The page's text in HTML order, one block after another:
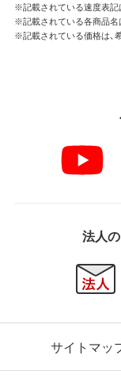
※記載されている速度表記
※記載されている各商品名
※記載されている価格は、
法人
サイトマッ